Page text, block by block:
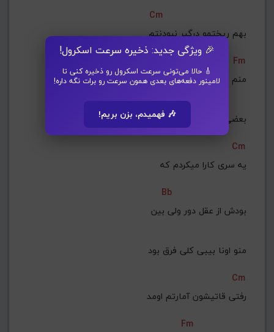
🎉 ویژگی جدید: ذخیره سرعت اسکرول!
🎸 حالا می‌تونی سرعت اسکرول رو ذخیره کنی تا
لامینور دفعه‌های بعدی همون سرعت رو برات نگه داره!
🎶 فهمیدم، بزن بریم!
Cm
بهم ریختمو درگیر نبودنتم
Fm
منم مثل تو میشدم
بعضی وقتا مغرور
Cm
یه سری کارا میکردم که
Bb
بودش از عقل دور ولی بین
منو اونا بیبی کلی فرق بود
Cm
رفتی قاتیشون آمارتم اومد
Fm